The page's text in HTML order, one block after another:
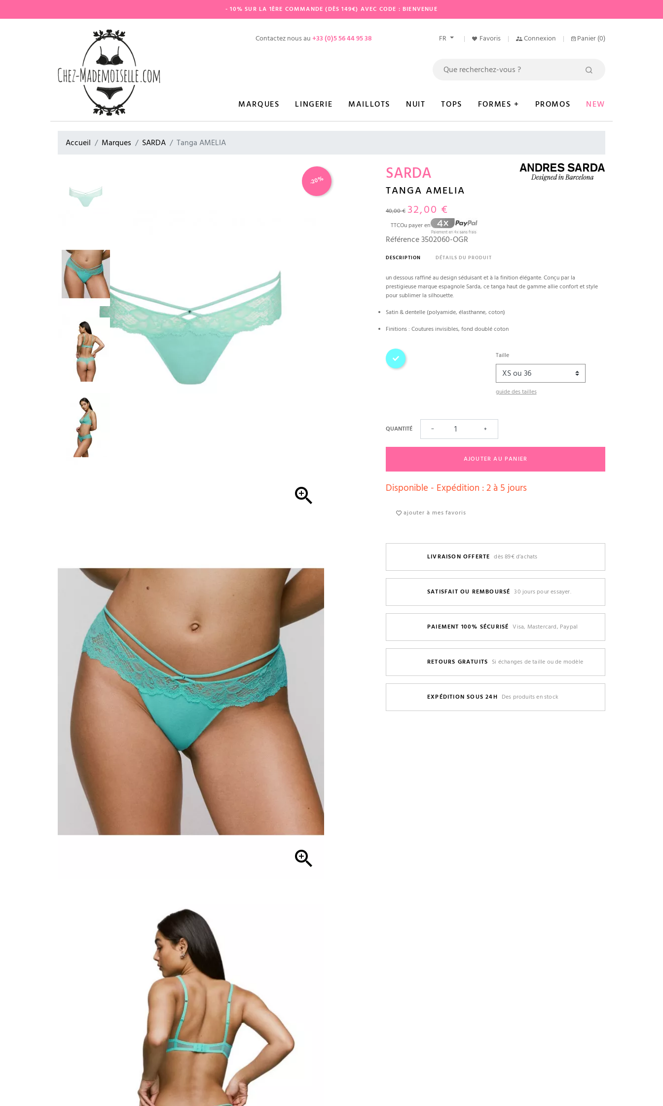
- 10% SUR LA 1ÈRE COMMANDE (DÈS 149€) AVEC CODE : BIENVENUE
Contactez nous au+33 (0)5 56 44 95 38 FR Favoris Connexion Panier (0)
MARQUES LINGERIE MAILLOTS NUIT TOPS FORMES + PROMOS NEW
Accueil Marques SARDA Tanga AMELIA
-20%


SARDA
TANGA AMELIA
40,00 € 32,00 €
TTCOu payer en
Référence3502060-OGR
DESCRIPTION DÉTAILS DU PRODUIT
un dessous raffiné au design séduisant et à la finition élégante. Conçu par la
prestigieuse marque espagnole Sarda, ce tanga haut de gamme allie confort et style
pour sublimer la silhouette.
Satin & dentelle (polyamide, élasthanne, coton)
Finitions : Coutures invisibles, fond doublé coton
Ocean Taille
guide des tailles
QUANTITÉ − +
AJOUTER AU PANIER
Disponible - Expédition : 2 à 5 jours
ajouter à mes favoris
LIVRAISON OFFERTE dès 89€ d’achats
SATISFAIT OU REMBOURSÉ 30 jours pour essayer.
PAIEMENT 100% SÉCURISÉ Visa, Mastercard, Paypal
RETOURS GRATUITS Si échanges de taille ou de modèle
EXPÉDITION SOUS 24H Des produits en stock